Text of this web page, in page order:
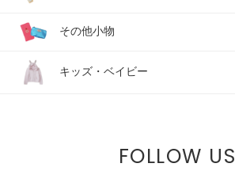
その他小物
キッズ・ベイビー
FOLLOW US